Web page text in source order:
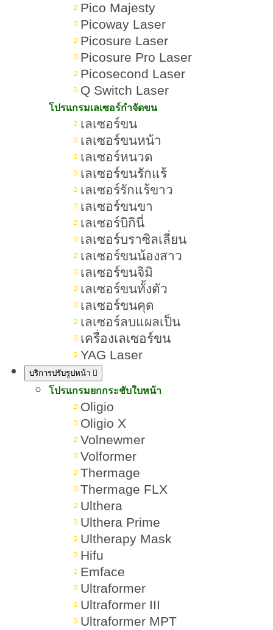
Pico Majesty
Picoway Laser
Picosure Laser
Picosure Pro Laser
Picosecond Laser
Q Switch Laser
โปรแกรมเลเซอร์กำจัดขน
เลเซอร์ขน
เลเซอร์ขนหน้า
เลเซอร์หนวด
เลเซอร์ขนรักแร้
เลเซอร์รักแร้ขาว
เลเซอร์ขนขา
เลเซอร์บิกินี่
เลเซอร์บราซิลเลี่ยน
เลเซอร์ขนน้องสาว
เลเซอร์ขนจิมิ
เลเซอร์ขนทั้งตัว
เลเซอร์ขนคุด
เลเซอร์ลบแผลเป็น
เครื่องเลเซอร์ขน
YAG Laser
บริการปรับรูปหน้า
โปรแกรมยกกระชับใบหน้า
Oligio
Oligio X
Volnewmer
Volformer
Thermage
Thermage FLX
Ulthera
Ulthera Prime
Ultherapy Mask
Hifu
Emface
Ultraformer
Ultraformer III
Ultraformer MPT
»
โปรแกรม
ดูแลผิว
»
ฟื้นฟูผิวหมองคล้ำทำ
สารบัญเนื้อหา ผิวขาว
11 วิธีดูแลผิวขาวอมชมพู ฟื้นฟูผิว
หมองคล้ำ
ผิวขาวมีกี่เฉด วิธีเช็คโทนสีผิว
สาเหตุที่ทำให้ผิวคล้ำมีอะไรบ้าง
วิธีการดูแลให้ผิวขาวด้วยตัวเองจาก
ภายในสู่ภายนอก
ดูแลผิวจากภายใน (Inside-Out) เพื่อ
ให้ผิวขาวสว่างใส
ดูแลผิวจากภายนอก (Outside-In)
เพื่อผิวขาวใส
การทำ Personal Color ช่วยส่งให้
ผิวขาวกระจ่างใส
หัตถการงานผิวที่ช่วยให้ผิวขาวด้วย
1.Q-Switch Nd:YAG Laser (เลเซอร์
ลดเม็ดสี จุดด่างดำ)
2.Pico Laser (เลเซอร์หน้าใส ลดเม็ด